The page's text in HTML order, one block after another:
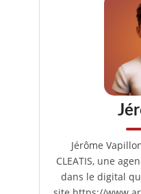
Jérôme
CLEATIS, une
dans le digital